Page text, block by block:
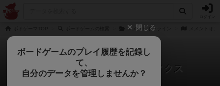
メメントオンライン
メメントオンラインタクティクス
うみさんのレビュー
閉じる
ボードゲームのプレイ履歴を記録し
て、
自分のデータを管理しませんか？